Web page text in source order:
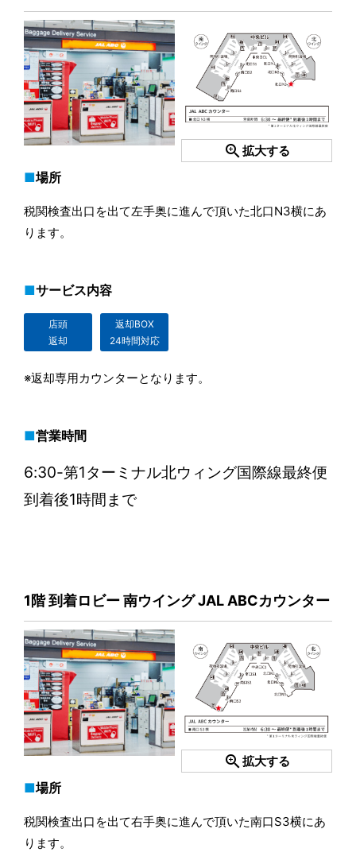
zoom_in拡大する
場所
税関検査出口を出て左手奥に進んで頂いた北口N3横にあ
ります。
サービス内容
店頭
返却
返却BOX
24時間対応
※返却専用カウンターとなります。
営業時間
6:30-第1ターミナル北ウィング国際線最終便
到着後1時間まで
1階 到着ロビー 南ウイング JAL ABCカウンター
zoom_in拡大する
場所
税関検査出口を出て右手奥に進んで頂いた南口S3横にあ
ります。